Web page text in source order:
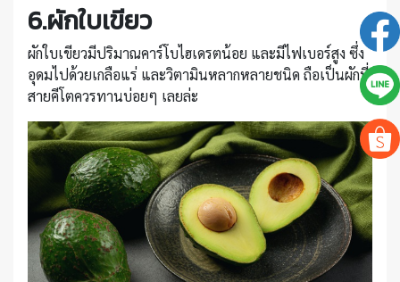
6.ผักใบเขียว
ผักใบเขียวมีปริมาณคาร์โบไฮเดรตน้อย และมีไฟเบอร์สูง ซึ่ง
อุดมไปด้วยเกลือแร่ และวิตามินหลากหลายชนิด ถือเป็นผักที่
สายคีโตควรทานบ่อยๆ เลยล่ะ